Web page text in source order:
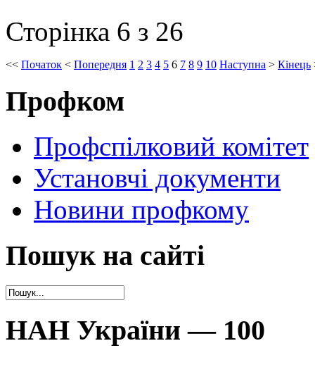
Сторінка 6 з 26
<< Початок < Попередня 1 2 3 4 5 6 7 8 9 10 Наступна > Кінець
Профком
Профспілковий комітет
Установчі документи
Новини профкому
Пошук на сайті
НАН України — 100